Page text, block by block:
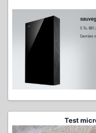
Test